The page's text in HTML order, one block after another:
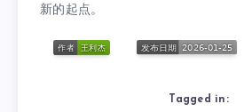
新的起点。
Tagged in: